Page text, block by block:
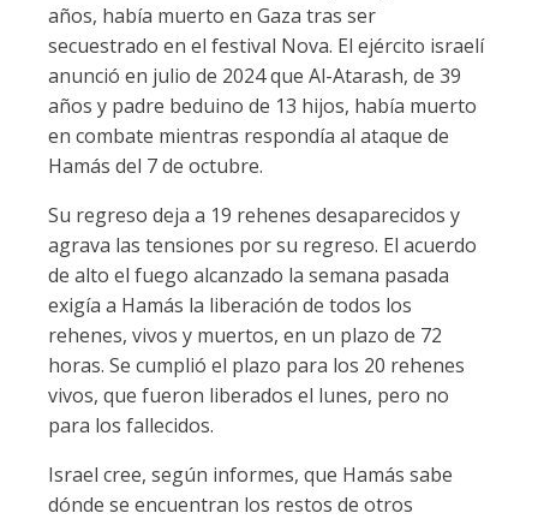
años, había muerto en Gaza tras ser
secuestrado en el festival Nova. El ejército israelí
anunció en julio de 2024 que Al-Atarash, de 39
años y padre beduino de 13 hijos, había muerto
en combate mientras respondía al ataque de
Hamás del 7 de octubre.
Su regreso deja a 19 rehenes desaparecidos y
agrava las tensiones por su regreso. El acuerdo
de alto el fuego alcanzado la semana pasada
exigía a Hamás la liberación de todos los
rehenes, vivos y muertos, en un plazo de 72
horas. Se cumplió el plazo para los 20 rehenes
vivos, que fueron liberados el lunes, pero no
para los fallecidos.
Israel cree, según informes, que Hamás sabe
dónde se encuentran los restos de otros